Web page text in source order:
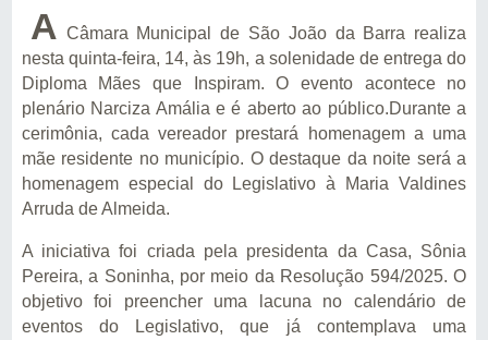
A Câmara Municipal de São João da Barra realiza
nesta quinta-feira, 14, às 19h, a solenidade de entrega do
Diploma Mães que Inspiram. O evento acontece no
plenário Narciza Amália e é aberto ao público.Durante a
cerimônia, cada vereador prestará homenagem a uma
mãe residente no município. O destaque da noite será a
homenagem especial do Legislativo à Maria Valdines
Arruda de Almeida.
A iniciativa foi criada pela presidenta da Casa, Sônia
Pereira, a Soninha, por meio da Resolução 594/2025. O
objetivo foi preencher uma lacuna no calendário de
eventos do Legislativo, que já contemplava uma